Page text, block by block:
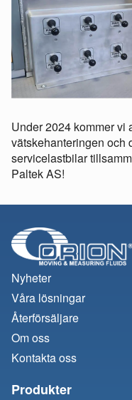
Under 2024 kommer vi
vätskehanteringen och
servicelastbilar
Paltek AS!
Nyheter
Våra lösningar
Återförsäljare
Om oss
Kontakta oss
Produkter